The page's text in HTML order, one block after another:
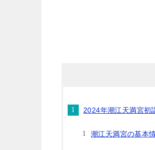
2024年潮江天満宮初
潮江天満宮の基本